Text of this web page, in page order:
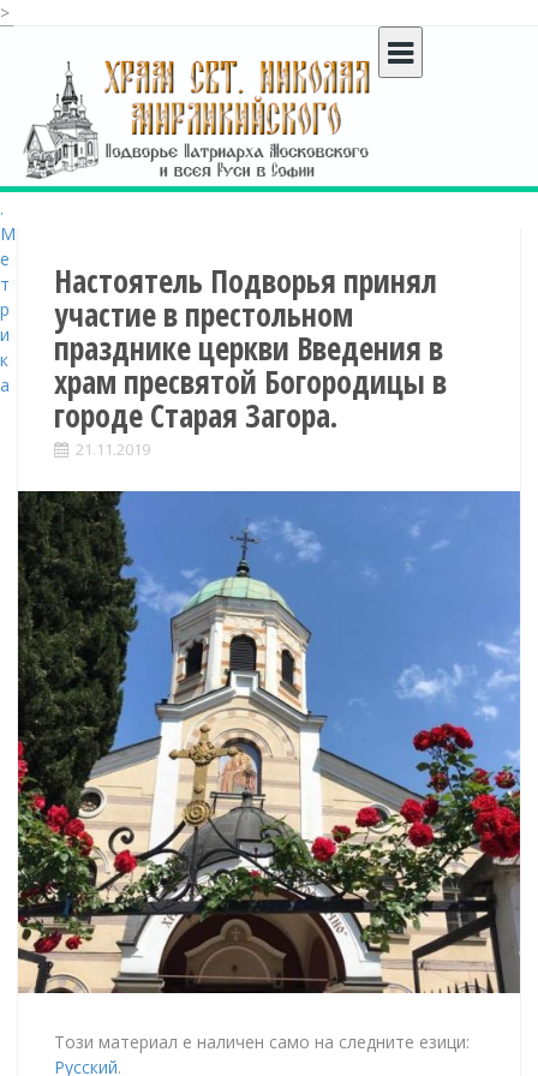
>
c
o
n
t
e
n
t
Настоятель Подворья принял
участие в престольном
празднике церкви Введения в
храм пресвятой Богородицы в
городе Старая Загора.
21.11.2019
Този материал е наличен само на следните езици:
Русский.